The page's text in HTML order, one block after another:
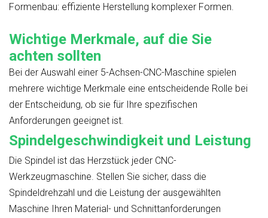
Formenbau: effiziente Herstellung komplexer Formen.
Wichtige Merkmale, auf die Sie
achten sollten
Bei der Auswahl einer 5-Achsen-CNC-Maschine spielen
mehrere wichtige Merkmale eine entscheidende Rolle bei
der Entscheidung, ob sie für Ihre spezifischen
Anforderungen geeignet ist.
Spindelgeschwindigkeit und Leistung
Die Spindel ist das Herzstück jeder CNC-
Werkzeugmaschine. Stellen Sie sicher, dass die
Spindeldrehzahl und die Leistung der ausgewählten
Maschine Ihren Material- und Schnittanforderungen